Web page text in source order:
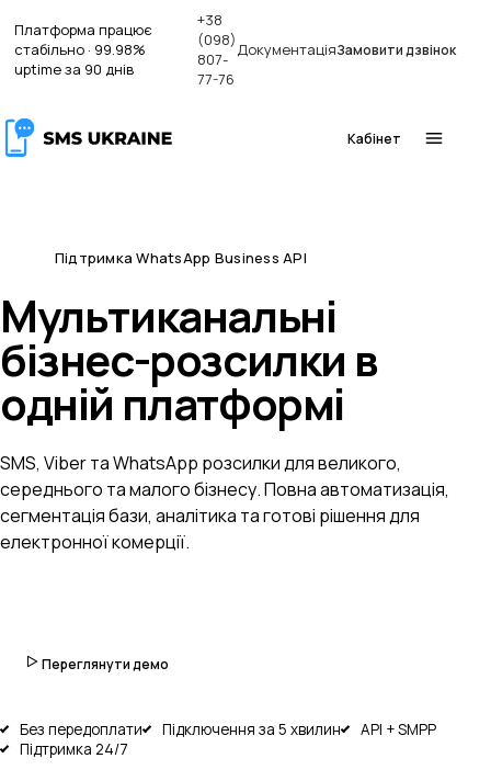
Платформа працює
стабільно · 99.98%
uptime за 90 днів
+38
(098)
807-
77-76
ДокументаціяЗамовити дзвінок
Кабінет
Підтримка WhatsApp Business API
Мультиканальні
бізнес-розсилки в
одній платформі
SMS, Viber та WhatsApp розсилки для великого,
середнього та малого бізнесу. Повна автоматизація,
сегментація бази, аналітика та готові рішення для
електронної комерції.
Переглянути демо
Без передоплати Підключення за 5 хвилин
API + SMPP
Підтримка 24/7